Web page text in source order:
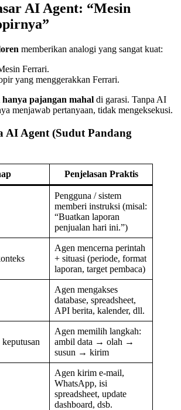
AI Agent: “Mesin
memberikan analogi yang sangat kuat:
Ferrari.
yang menggerakkan Ferrari.
pajangan mahal di garasi. Tanpa AI
menjawab pertanyaan, tidak mengeksekusi.
AI Agent (Sudut Pandang
Penjelasan Praktis
Pengguna / sistem
memberi instruksi (misal:
“Buatkan laporan
penjualan hari ini.”)
Agen mencerna perintah
+ situasi (periode, format
laporan, target pembaca)
Agen mengakses
database, spreadsheet,
API berita, kalender, dll.
Agen memilih langkah:
ambil data → olah →
susun → kirim
Agen kirim e-mail,
WhatsApp, isi
spreadsheet, update
dashboard, dsb.